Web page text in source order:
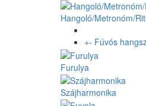
Hangoló/Metronóm/
+- Fúvós
Furulya
Szájharmonika